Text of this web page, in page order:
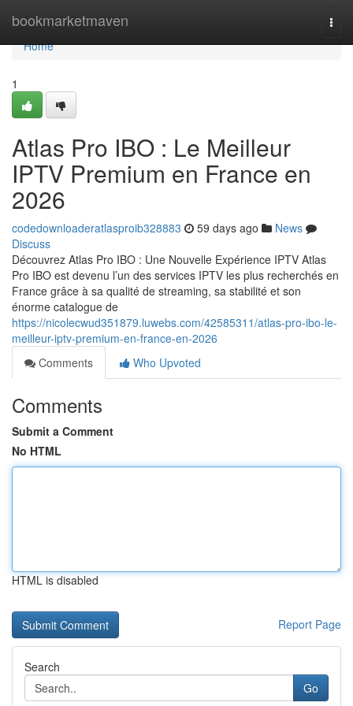
bookmarketmaven
Home
Home
1
Atlas Pro IBO : Le Meilleur
IPTV Premium en France en
2026
codedownloaderatlasproib328883 59 days ago
News
Discuss
Découvrez Atlas Pro IBO : Une Nouvelle Expérience IPTV Atlas
Pro IBO est devenu l’un des services IPTV les plus recherchés en
France grâce à sa qualité de streaming, sa stabilité et son
énorme catalogue de
https://nicolecwud351879.luwebs.com/42585311/atlas-pro-ibo-le-
meilleur-iptv-premium-en-france-en-2026
Comments
Who Upvoted
Comments
Submit a Comment
No HTML
HTML is disabled
Report Page
Search
Go